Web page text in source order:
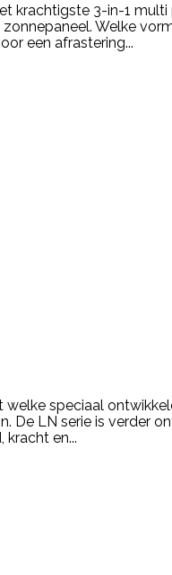
krachtigste 3-in-1
Welke
een afrastering...
speciaal
De LN serie is verder
en...